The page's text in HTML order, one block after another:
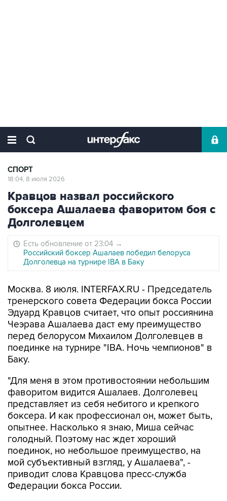
СПОРТ
18:04, 8 июля 2026
Кравцов назвал российского
боксера Ашалаева фаворитом боя с
Долголевцем
Есть обновление от 23:04 →
Российский боксер Ашалаев победил белоруса
Долголевца на турнире IBA в Баку
Москва. 8 июля. INTERFAX.RU - Председатель
тренерского совета Федерации бокса России
Эдуард Кравцов считает, что опыт россиянина
Чеэрава Ашалаева даст ему преимущество
перед белорусом Михаилом Долголевцев в
поединке на турнире "IBA. Ночь чемпионов" в
Баку.
"Для меня в этом противостоянии небольшим
фаворитом видится Ашалаев. Долголевец
представляет из себя небитого и крепкого
боксера. И как профессионал он, может быть,
опытнее. Насколько я знаю, Миша сейчас
голодный. Поэтому нас ждет хороший
поединок, но небольшое преимущество, на
мой субъективный взгляд, у Ашалаева", -
приводит слова Кравцова пресс-служба
Федерации бокса России.